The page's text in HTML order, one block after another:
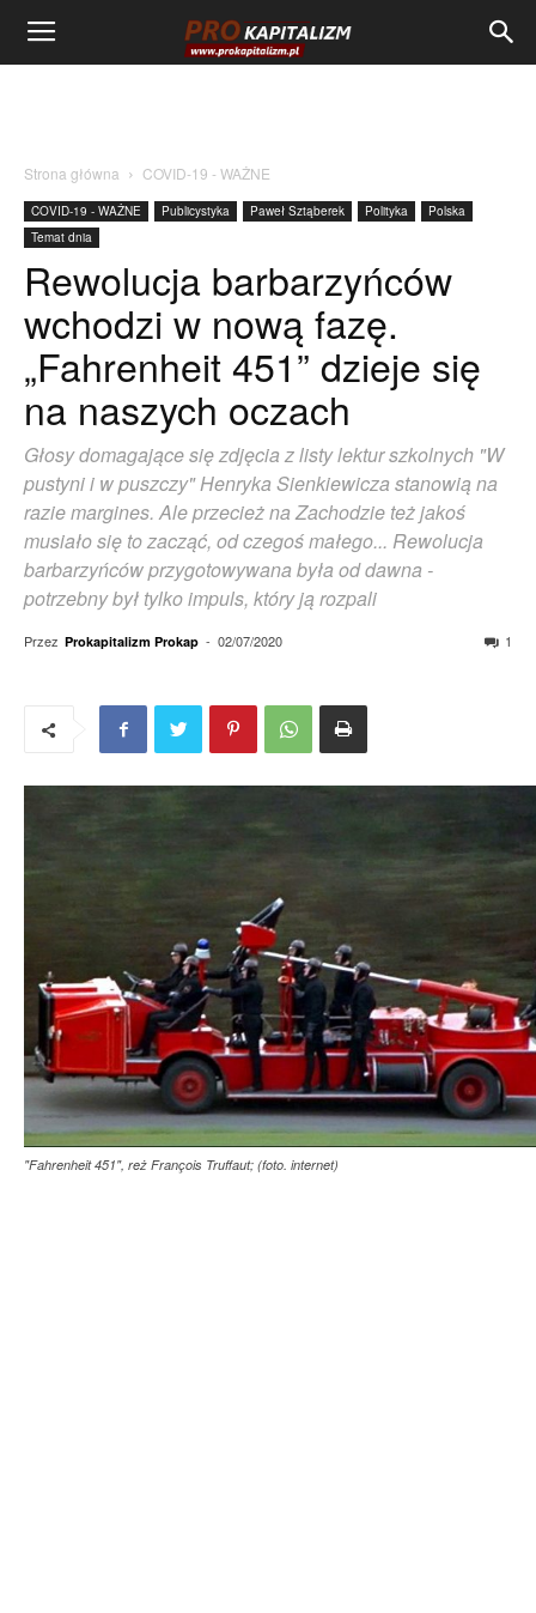
Strona główna COVID-19 - WAŻNE
COVID-19 - WAŻNE Publicystyka Paweł Sztąberek Polityka
Polska
Temat dnia
Rewolucja barbarzyńców
wchodzi w nową fazę.
„Fahrenheit 451” dzieje się
na naszych oczach
Głosy domagające się zdjęcia z listy lektur szkolnych "W
pustyni i w puszczy" Henryka Sienkiewicza stanowią na
razie margines. Ale przecież na Zachodzie też jakoś
musiało się to zacząć, od czegoś małego... Rewolucja
barbarzyńców przygotowywana była od dawna -
potrzebny był tylko impuls, który ją rozpali
Przez Prokapitalizm Prokap - 02/07/2020 1
"Fahrenheit 451", reż François Truffaut; (foto. internet)